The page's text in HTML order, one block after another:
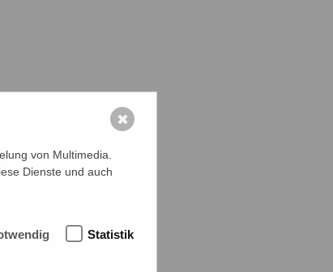
von Multimedia.
Dienste und auch
Statistik
✖